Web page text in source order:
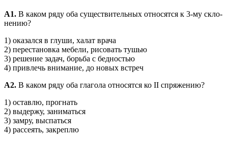
A1. В каком ряду оба существительных относятся к 3-му скло­
нению?
1) оказался в глуши, халат врача
2) перестановка мебели, рисовать тушью
3) решение задач, борьба с бедностью
4) привлечь внимание, до новых встреч
А2. В каком ряду оба глагола относятся ко II спряжению?
1) оставлю, прогнать
2) выдержу, заниматься
3) замру, выспаться
4) рассеять, закреплю